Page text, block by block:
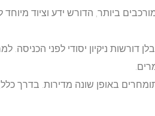
ביותר, הדורש ידע וציוד
דורשות ניקיון יסודי לפני הכניסה.
באופן שונה מדירות. בדרך